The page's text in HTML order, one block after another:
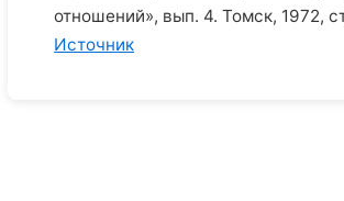
отношений», вып. 4. Томск, 1972,
Источник